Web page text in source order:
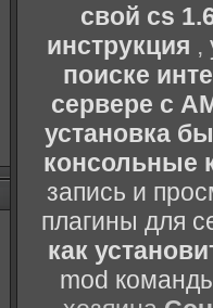
свой cs
инструкция ,
поиске
сервере с
установка
консольные
запись и
плагины для
как
mod